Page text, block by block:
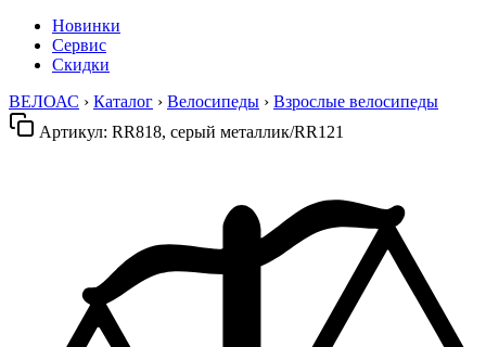
Новинки
Сервис
Скидки
ВЕЛОАС › Каталог › Велосипеды › Взрослые велосипеды
Артикул: RR818, серый металлик/RR121